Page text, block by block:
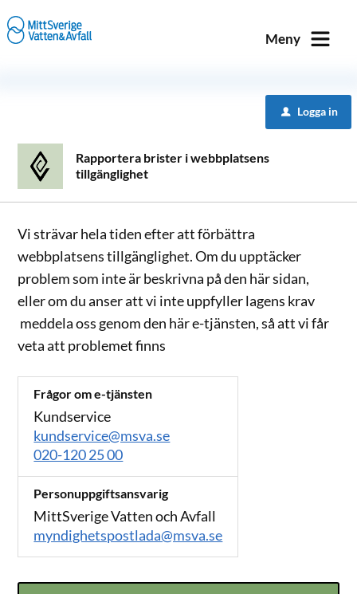
till
Vatten
Avfall
Meny
u Logga in
Rapportera brister i webbplatsens
tillgänglighet
Vi strävar hela tiden efter att förbättra
webbplatsens tillgänglighet. Om du upptäcker
problem som inte är beskrivna på den här sidan,
eller om du anser att vi inte uppfyller lagens krav
meddela oss genom den här e-tjänsten, så att vi får
veta att problemet finns
Frågor om e-tjänsten
Kundservice
kundservice@msva.se
020-120 25 00
Personuppgiftsansvarig
MittSverige Vatten och Avfall
myndighetspostlada@msva.se